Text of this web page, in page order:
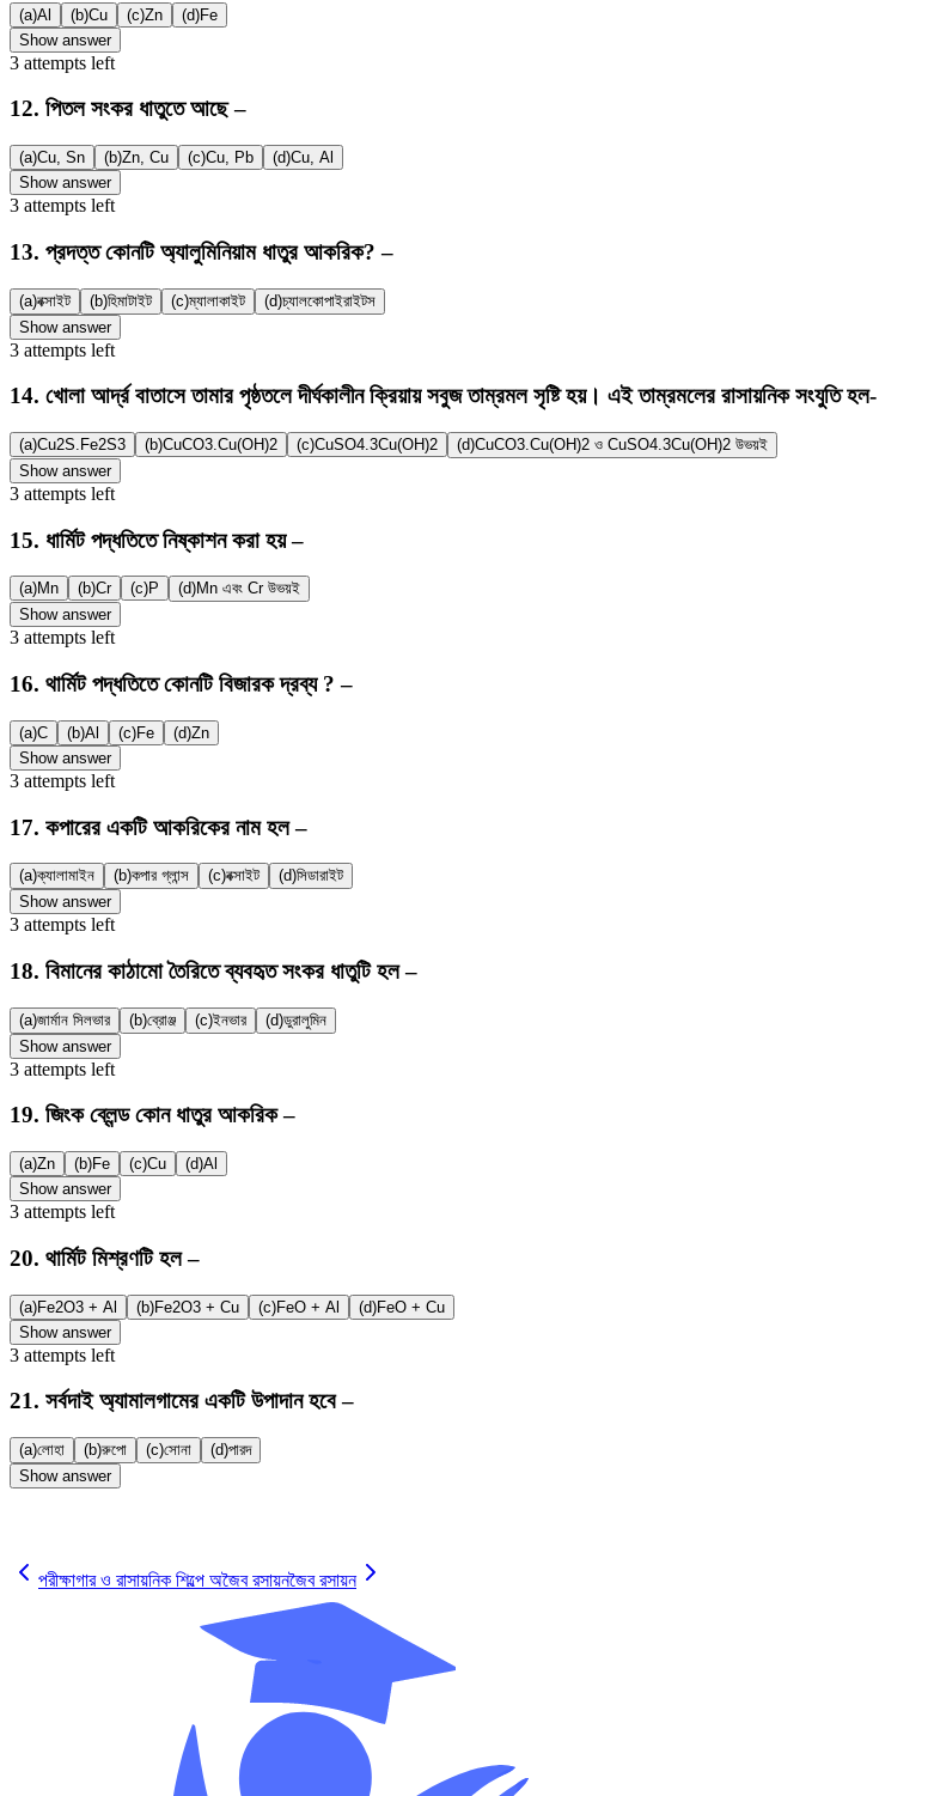
(a)Al (b)Cu (c)Zn (d)Fe
Show answer
3 attempts left
12. পিতল সংকর ধাতুতে আছে –
(a)Cu, Sn (b)Zn, Cu (c)Cu, Pb (d)Cu, Al
Show answer
3 attempts left
13. প্রদত্ত কোনটি অ্যালুমিনিয়াম ধাতুর আকরিক? –
(a)বক্সাইট (b)হিমাটাইট (c)ম্যালাকাইট (d)চ্যালকোপাইরাইটস
Show answer
3 attempts left
14. খোলা আর্দ্র বাতাসে তামার পৃষ্ঠতলে দীর্ঘকালীন ক্রিয়ায় সবুজ তাম্রমল সৃষ্টি হয়। এই তাম্রমলের রাসায়নিক সংযুতি হল-
(a)Cu2S.Fe2S3 (b)CuCO3.Cu(OH)2 (c)CuSO4.3Cu(OH)2 (d)CuCO3.Cu(OH)2 ও CuSO4.3Cu(OH)2 উভয়ই
Show answer
3 attempts left
15. ধার্মিট পদ্ধতিতে নিষ্কাশন করা হয় –
(a)Mn (b)Cr (c)P (d)Mn এবং Cr উভয়ই
Show answer
3 attempts left
16. থার্মিট পদ্ধতিতে কোনটি বিজারক দ্রব্য ? –
(a)C (b)Al (c)Fe (d)Zn
Show answer
3 attempts left
17. কপারের একটি আকরিকের নাম হল –
(a)ক্যালামাইন (b)কপার গ্লান্স (c)বক্সাইট (d)সিডারাইট
Show answer
3 attempts left
18. বিমানের কাঠামো তৈরিতে ব্যবহৃত সংকর ধাতুটি হল –
(a)জার্মান সিলভার (b)ব্রোঞ্জ (c)ইনভার (d)ডুরালুমিন
Show answer
3 attempts left
19. জিংক ব্লেন্ড কোন ধাতুর আকরিক –
(a)Zn (b)Fe (c)Cu (d)Al
Show answer
3 attempts left
20. থার্মিট মিশ্রণটি হল –
(a)Fe2O3 + Al (b)Fe2O3 + Cu (c)FeO + Al (d)FeO + Cu
Show answer
3 attempts left
21. সর্বদাই অ্যামালগামের একটি উপাদান হবে –
(a)লোহা (b)রুপো (c)সোনা (d)পারদ
Show answer
পরীক্ষাগার ও রাসায়নিক শিল্পে অজৈব রসায়নজৈব রসায়ন